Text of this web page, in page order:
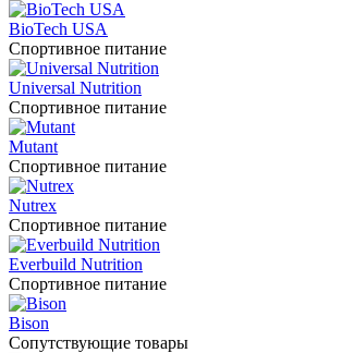
BioTech USA
Спортивное питание
Universal Nutrition
Спортивное питание
Mutant
Спортивное питание
Nutrex
Спортивное питание
Everbuild Nutrition
Спортивное питание
Bison
Сопутствующие товары